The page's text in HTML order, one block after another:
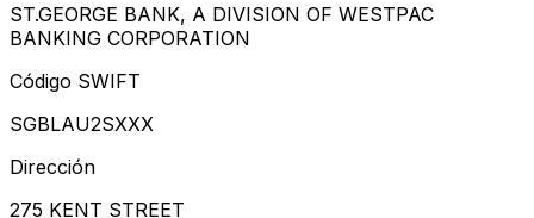
ST.GEORGE BANK, A DIVISION OF WESTPAC
BANKING CORPORATION
Código SWIFT
SGBLAU2SXXX
Dirección
275 KENT STREET